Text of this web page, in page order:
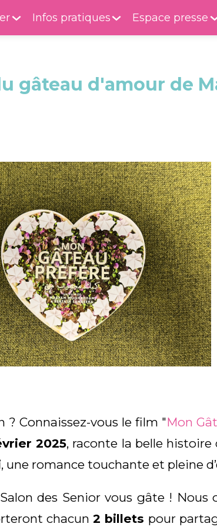
Infos pratiques Espace presse
gâteau d'amour de
Connaissez-vous le film "Mon
2025, raconte la belle histoire
, une romance touchante et pleine
des Senior vous gâte ! Nous
chacun 2 billets pour